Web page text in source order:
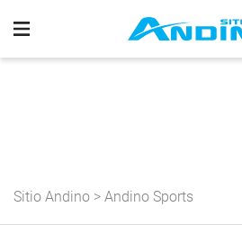
Sitio Andino > Andino Sports